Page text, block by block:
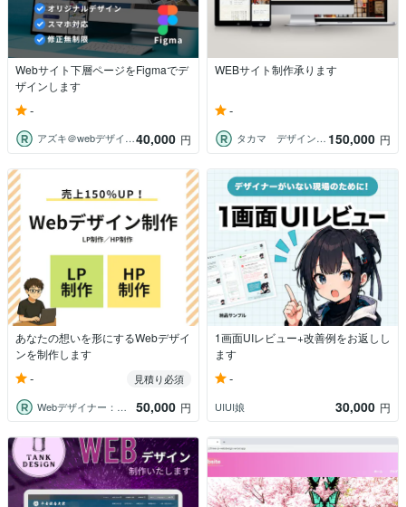
Webサイト下層ページをFigmaでデ
ザインします
-
アズキ＠webデザイナー40,000 円
WEBサイト制作承ります
-
タカマ デザインとイラスト 150,000 円
あなたの想いを形にするWebデザイ
ンを制作します
-
見積り必須
Webデザイナー：伊藤
50,000 円
1画面UIレビュー+改善例をお返しし
ます
-
UIUI娘 30,000 円